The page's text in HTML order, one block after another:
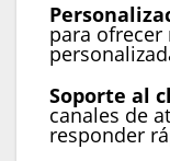
para ofrecer
Soporte al
canales de
responder